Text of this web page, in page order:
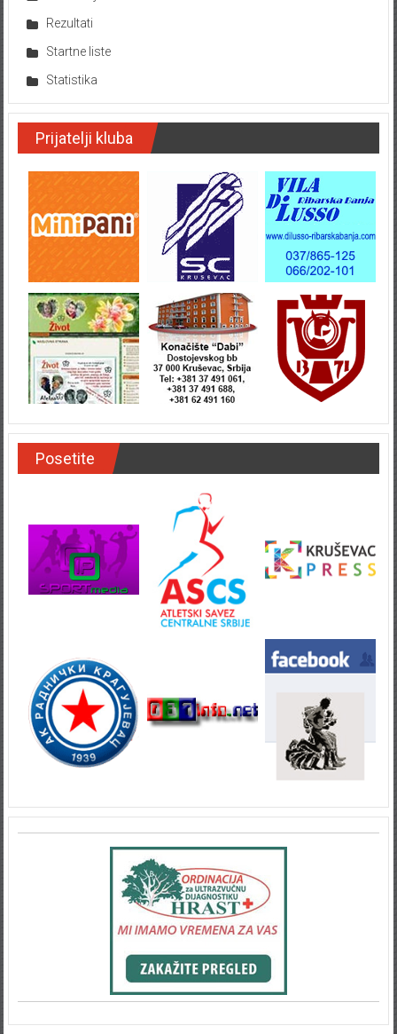
Rezultati
Startne liste
Statistika
Prijatelji kluba
Posetite